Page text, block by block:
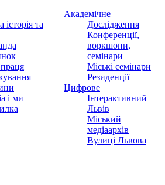
та
і ми
Академічне
Дослідження
Конференції,
воркшопи,
семінари
Міські семінари
Резиденції
Цифрове
Інтерактивний
Львів
Міський
медіаархів
Вулиці Львова